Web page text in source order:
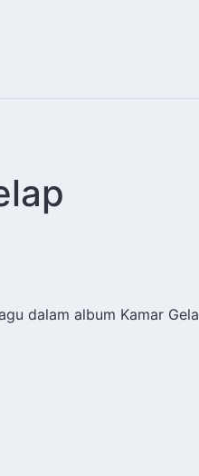
dalam album Kamar